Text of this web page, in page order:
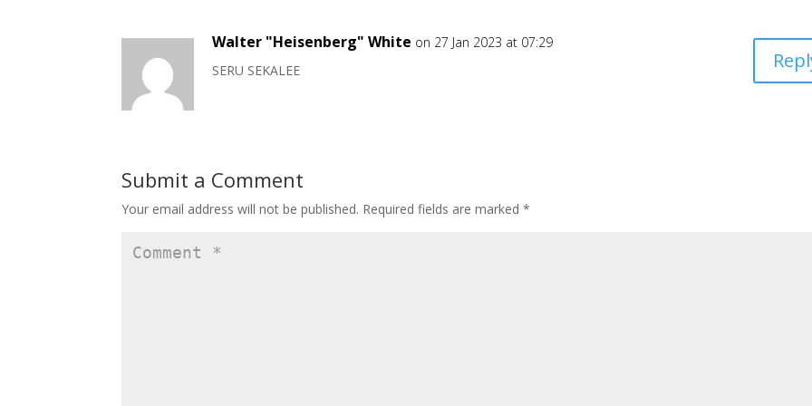
Walter "Heisenberg" White on 27 Jan 2023 at 07:29
SERU SEKALEE
Submit a Comment
Your email address will not be published. Required fields are marked*